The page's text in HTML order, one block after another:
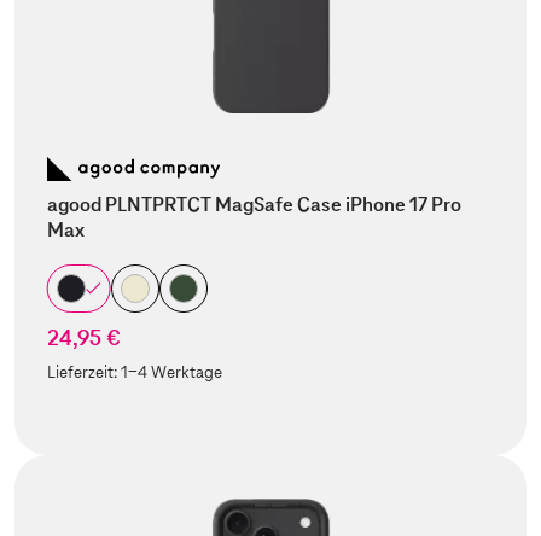
agood PLNTPRTCT MagSafe Case iPhone 17 Pro
Max
24,95 €
Lieferzeit:1-4 Werktage